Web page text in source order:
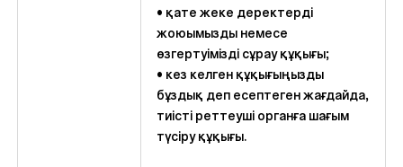
• қате жеке деректерді
жоюымызды немесе
өзгертуімізді сұрау құқығы;
• кез келген құқығыңызды
бұздық деп есептеген жағдайда,
тиісті реттеуші органға шағым
түсіру құқығы.